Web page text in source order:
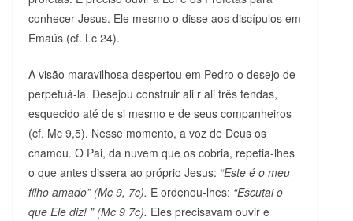
conhecer Jesus. Ele mesmo o disse aos discípulos em
Emaús (cf. Lc 24).
A visão maravilhosa despertou em Pedro o desejo de
perpetuá-la. Desejou construir ali r ali três tendas,
esquecido até de si mesmo e de seus companheiros
(cf. Mc 9,5). Nesse momento, a voz de Deus os
chamou. O Pai, da nuvem que os cobria, repetia-lhes
o que antes dissera ao próprio Jesus: “Este é o meu
filho amado” (Mc 9, 7c). E ordenou-lhes: “Escutai o
que Ele diz! ” (Mc 9 7c). Eles precisavam ouvir e